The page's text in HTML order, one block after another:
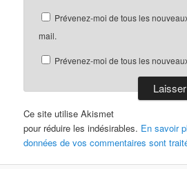
Prévenez-moi de tous les
mail.
Prévenez-moi de tous les
Ce site utilise Akismet
pour réduire les indésirables. En savoir
données de vos commentaires sont